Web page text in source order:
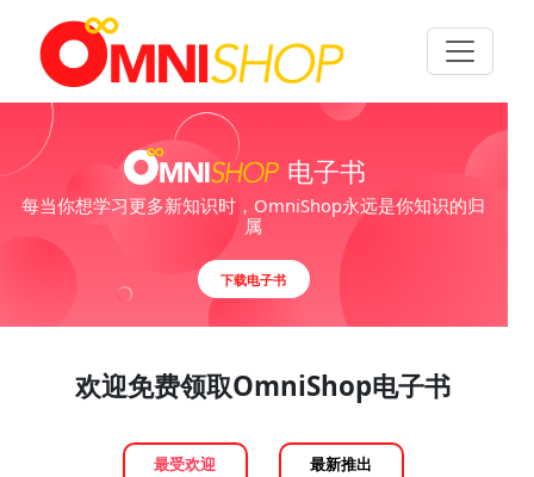
Toggle
电子书
每当你想学习更多新知识时，OmniShop永远是你知识的归
属
下载电子书
欢迎免费领取OmniShop电子书
最受欢迎 最新推出